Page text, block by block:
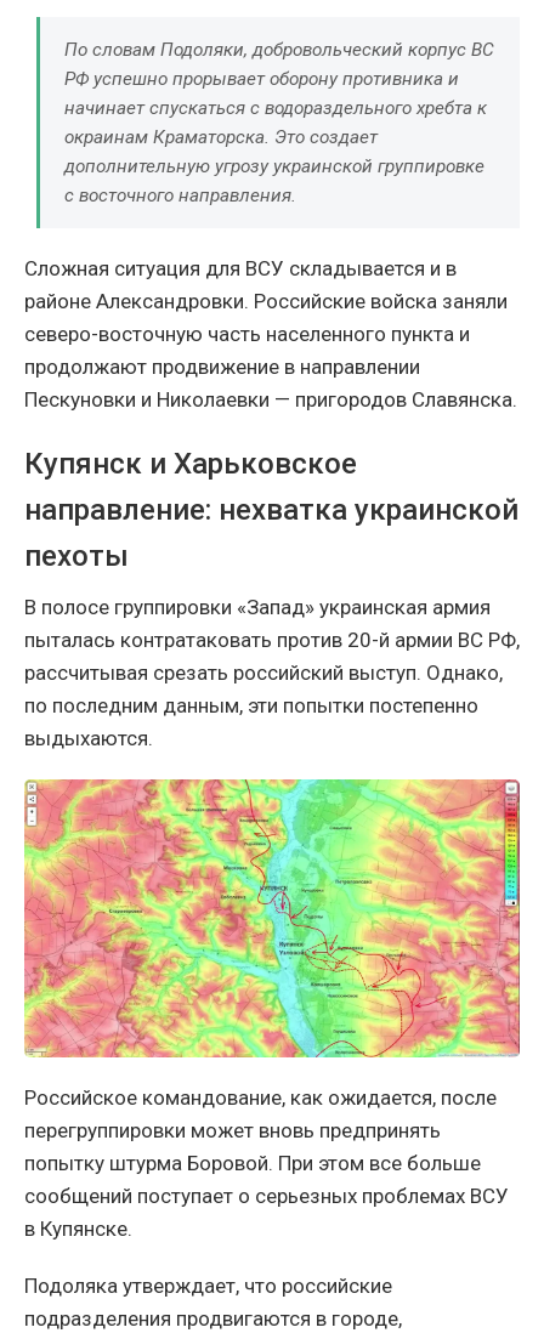
По словам Подоляки, добровольческий корпус ВС
РФ успешно прорывает оборону противника и
начинает спускаться с водораздельного хребта к
окраинам Краматорска. Это создает
дополнительную угрозу украинской группировке
с восточного направления.
Сложная ситуация для ВСУ складывается и в
районе Александровки. Российские войска заняли
северо-восточную часть населенного пункта и
продолжают продвижение в направлении
Пескуновки и Николаевки — пригородов Славянска.
Купянск и Харьковское
направление: нехватка украинской
пехоты
В полосе группировки «Запад» украинская армия
пыталась контратаковать против 20-й армии ВС РФ,
рассчитывая срезать российский выступ. Однако,
по последним данным, эти попытки постепенно
выдыхаются.
Российское командование, как ожидается, после
перегруппировки может вновь предпринять
попытку штурма Боровой. При этом все больше
сообщений поступает о серьезных проблемах ВСУ
в Купянске.
Подоляка утверждает, что российские
подразделения продвигаются в городе,